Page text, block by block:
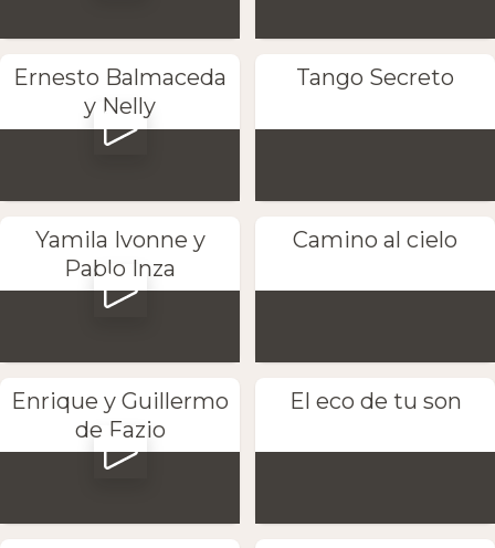
Ernesto Balmaceda
y Nelly
Tango Secreto
Yamila Ivonne y
Pablo Inza
Camino al cielo
Enrique y Guillermo
de Fazio
El eco de tu son